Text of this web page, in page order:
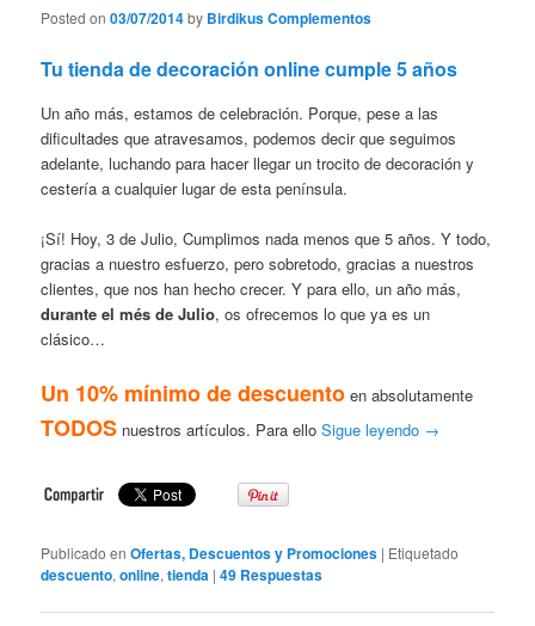
Posted on03/07/2014by Birdikus Complementos
Tu tienda de decoración online cumple 5 años
Un año más, estamos de celebración. Porque, pese a las
dificultades que atravesamos, podemos decir que seguimos
adelante, luchando para hacer llegar un trocito de decoración y
cestería a cualquier lugar de esta península.
¡Sí! Hoy, 3 de Julio, Cumplimos nada menos que 5 años. Y todo,
gracias a nuestro esfuerzo, pero sobretodo, gracias a nuestros
clientes, que nos han hecho crecer. Y para ello, un año más,
durante el més de Julio, os ofrecemos lo que ya es un
clásico…
Un 10% mínimo de descuento en absolutamente
TODOS nuestros artículos. Para elloSigue leyendo →
Publicado en Ofertas, Descuentos y Promociones | Etiquetado
descuento,online,tienda |49 Respuestas